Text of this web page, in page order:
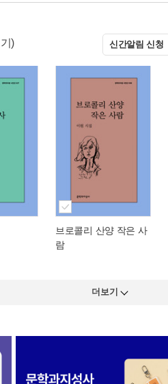
) 신간알림 신청
브로콜리 산양 작은 사
람
더보기